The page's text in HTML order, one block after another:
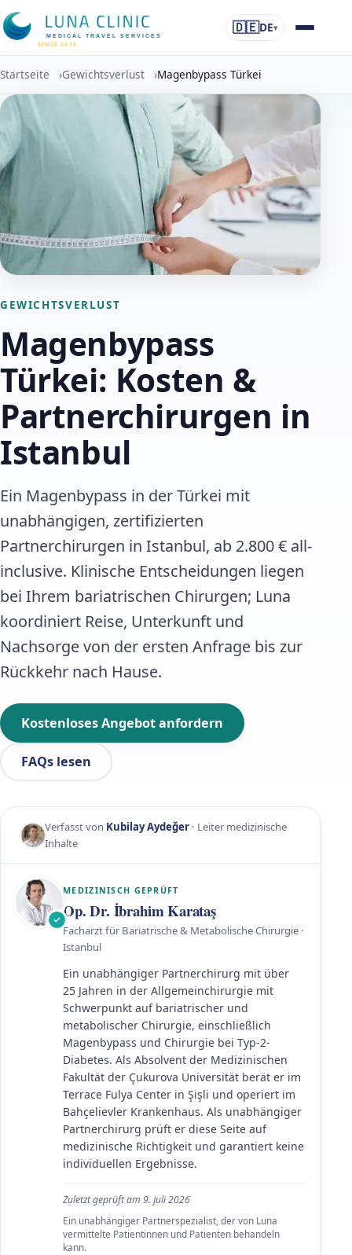
MEDICAL TRAVEL SERVICES
SINCE 2016
🇩🇪DE▾
Startseite ›Gewichtsverlust ›Magenbypass Türkei
GEWICHTSVERLUST
Magenbypass
Türkei: Kosten &
Partnerchirurgen in
Istanbul
Ein Magenbypass in der Türkei mit
unabhängigen, zertifizierten
Partnerchirurgen in Istanbul, ab 2.800 € all-
inclusive. Klinische Entscheidungen liegen
bei Ihrem bariatrischen Chirurgen; Luna
koordiniert Reise, Unterkunft und
Nachsorge von der ersten Anfrage bis zur
Rückkehr nach Hause.
Kostenloses Angebot anfordern
FAQs lesen
Verfasst von Kubilay Aydeğer· Leiter medizinische
Inhalte
MEDIZINISCH GEPRÜFT
Op. Dr. İbrahim Karataş
Facharzt für Bariatrische & Metabolische Chirurgie ·
Istanbul
Ein unabhängiger Partnerchirurg mit über
25 Jahren in der Allgemeinchirurgie mit
Schwerpunkt auf bariatrischer und
metabolischer Chirurgie, einschließlich
Magenbypass und Chirurgie bei Typ-2-
Diabetes. Als Absolvent der Medizinischen
Fakultät der Çukurova Universität berät er im
Terrace Fulya Center in Şişli und operiert im
Bahçelievler Krankenhaus. Als unabhängiger
Partnerchirurg prüft er diese Seite auf
medizinische Richtigkeit und garantiert keine
individuellen Ergebnisse.
Zuletzt geprüft am9. Juli 2026
Ein unabhängiger Partnerspezialist, der von Luna
vermittelte Patientinnen und Patienten behandeln
kann.